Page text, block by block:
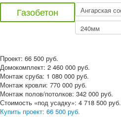
Газобетон
Проект: 66 500 руб.
Домокомплект: 2 460 000 руб.
Монтаж сруба: 1 080 000 руб.
Монтаж кровли: 770 000 руб.
Монтаж полов/потолков: 342 000 руб.
Стоимость «под усадку»: 4 718 500 руб.
Купить проект: 66 500 руб.